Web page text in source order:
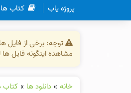
پروژه یاب کتاب ها
توجه: برخی از فایل
مشاهده اینگونه فایل ها
خانه » دانلود ها » کتاب